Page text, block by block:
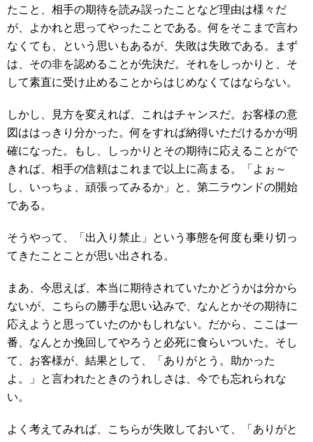
たこと、相手の期待を読み誤ったことなど理由は様々だ
が、よかれと思ってやったことである。何をそこまで言わ
なくても、という思いもあるが、失敗は失敗である。まず
は、その非を認めることが先決だ。それをしっかりと、そ
して素直に受け止めることからはじめなくてはならない。
しかし、見方を変えれば、これはチャンスだ。お客様の意
図ははっきり分かった。何をすれば納得いただけるかが明
確になった。もし、しっかりとその期待に応えることがで
きれば、相手の信頼はこれまで以上に高まる。「よぉ～
し、いっちょ、頑張ってみるか」と、第二ラウンドの開始
である。
そうやって、「出入り禁止」という事態を何度も乗り切っ
てきたことことが思い出される。
まあ、今思えば、本当に期待されていたかどうかは分から
ないが、こちらの勝手な思い込みで、なんとかその期待に
応えようと思っていたのかもしれない。だから、ここは一
番、なんとか挽回してやろうと必死に食らいついた。そし
て、お客様が、結果として、「ありがとう。助かった
よ。」と言われたときのうれしさは、今でも忘れられな
い。
よく考えてみれば、こちらが失敗しておいて、「ありがと